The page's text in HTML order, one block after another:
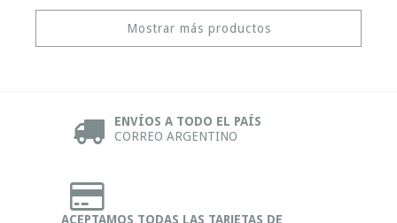
Mostrar más productos
ENVÍOS A TODO EL PAÍS
CORREO ARGENTINO
ACEPTAMOS TODAS LAS TARJETAS DE